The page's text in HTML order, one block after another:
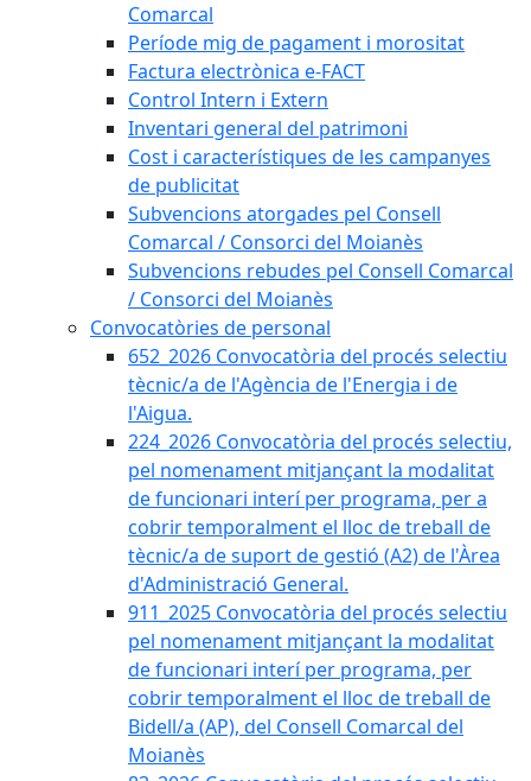
Comarcal
Període mig de pagament i morositat
Factura electrònica e-FACT
Control Intern i Extern
Inventari general del patrimoni
Cost i característiques de les campanyes
de publicitat
Subvencions atorgades pel Consell
Comarcal / Consorci del Moianès
Subvencions rebudes pel Consell Comarcal
/ Consorci del Moianès
Convocatòries de personal
652_2026 Convocatòria del procés selectiu
tècnic/a de l'Agència de l'Energia i de
l'Aigua.
224_2026 Convocatòria del procés selectiu,
pel nomenament mitjançant la modalitat
de funcionari interí per programa, per a
cobrir temporalment el lloc de treball de
tècnic/a de suport de gestió (A2) de l'Àrea
d'Administració General.
911_2025 Convocatòria del procés selectiu
pel nomenament mitjançant la modalitat
de funcionari interí per programa, per
cobrir temporalment el lloc de treball de
Bidell/a (AP), del Consell Comarcal del
Moianès